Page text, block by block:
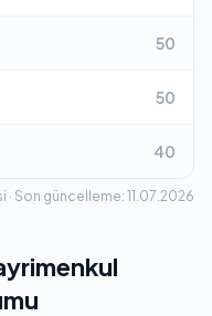
50
50
40
Son güncelleme: 11.07.2026